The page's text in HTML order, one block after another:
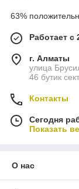
63%
Работает с
г. Алматы
улица
46 бутик
Контакты
Сегодня
Показать
О нас